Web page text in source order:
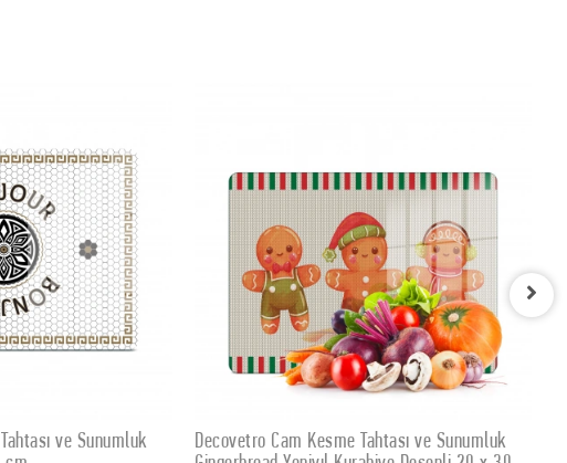
EKLE
ve Sunumluk
SEPETE EKLE
Decovetro Cam Kesme Tahtası ve Sunumluk